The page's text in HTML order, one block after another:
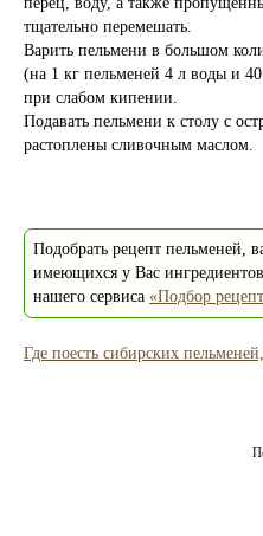
тщательно перемешать.
Варить пельмени в большом
(на 1 кг пельменей 4 л воды и
при слабом кипении.
Подавать пельмени к столу с
растоплены сливочным маслом.
Подобрать рецепт пельменей,
имеющихся у Вас
нашего сервиса «Подбор
Где поесть сибирских